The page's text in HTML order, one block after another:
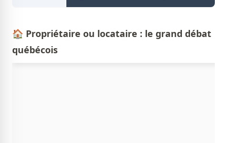
🏠 Propriétaire ou locataire : le grand débat
québécois